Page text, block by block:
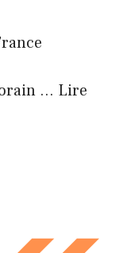
… Lire